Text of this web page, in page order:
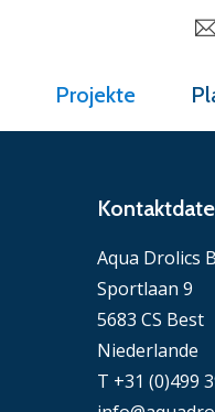
Projekte
Aqua Drolics
Sportlaan 9
5683 CS Best
Niederlande
T +31 (0)499